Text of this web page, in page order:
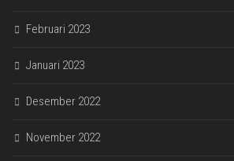
Februari 2023
Januari 2023
Desember 2022
November 2022